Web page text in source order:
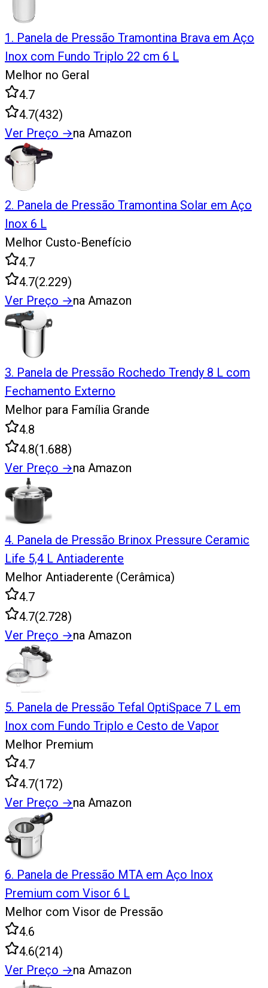
1 . Panela de Pressão Tramontina Brava em Aço
Inox com Fundo Triplo 22 cm 6 L
Melhor no Geral
4.7
4.7(432)
Ver Preço →na Amazon
2. Panela de Pressão Tramontina Solar em Aço
Inox 6 L
Melhor Custo-Benefício
4.7
4.7(2.229)
Ver Preço →na Amazon
3. Panela de Pressão Rochedo Trendy 8 L com
Fechamento Externo
Melhor para Família Grande
4.8
4.8(1.688)
Ver Preço →na Amazon
4. Panela de Pressão Brinox Pressure Ceramic
Life 5,4 L Antiaderente
Melhor Antiaderente (Cerâmica)
4.7
4.7(2.728)
Ver Preço →na Amazon
5. Panela de Pressão Tefal OptiSpace 7 L em
Inox com Fundo Triplo e Cesto de Vapor
Melhor Premium
4.7
4.7(172)
Ver Preço →na Amazon
6. Panela de Pressão MTA em Aço Inox
Premium com Visor 6 L
Melhor com Visor de Pressão
4.6
4.6(214)
Ver Preço →na Amazon